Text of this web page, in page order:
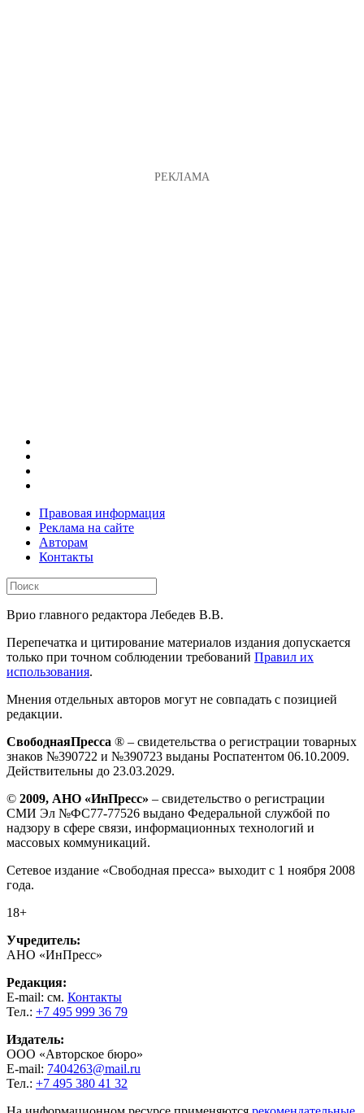
Правовая информация
Реклама на сайте
Авторам
Контакты
Врио главного редактора Лебедев В.В.
Перепечатка и цитирование материалов издания допускается
только при точном соблюдении требований Правил их
использования.
Мнения отдельных авторов могут не совпадать с позицией
редакции.
СвободнаяПресса ® – свидетельства о регистрации товарных
знаков №390722 и №390723 выданы Роспатентом 06.10.2009.
Действительны до 23.03.2029.
© 2009, АНО «ИнПресс» – свидетельство о регистрации
СМИ Эл №ФС77-77526 выдано Федеральной службой по
надзору в сфере связи, информационных технологий и
массовых коммуникаций.
Сетевое издание «Свободная пресса» выходит с 1 ноября 2008
года.
18+
Учредитель:
АНО «ИнПресс»
Редакция:
E-mail: см. Контакты
Тел.: +7 495 999 36 79
Издатель:
ООО «Авторское бюро»
E-mail: 7404263@mail.ru
Тел.: +7 495 380 41 32